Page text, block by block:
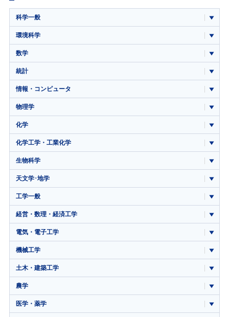
科学一般
環境科学
数学
統計
情報・コンピュータ
物理学
化学
化学工学・工業化学
生物科学
天文学･地学
工学一般
経営・数理・経済工学
電気・電子工学
機械工学
土木・建築工学
農学
医学・薬学